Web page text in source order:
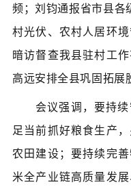
频；刘钧通报省市县各
村光伏、农村人居环
暗访督查我县驻村工
高远安排全县巩固拓展
会议强调，要持
足当前抓好粮食生产
农田建设；要持续完
米全产业链高质量发